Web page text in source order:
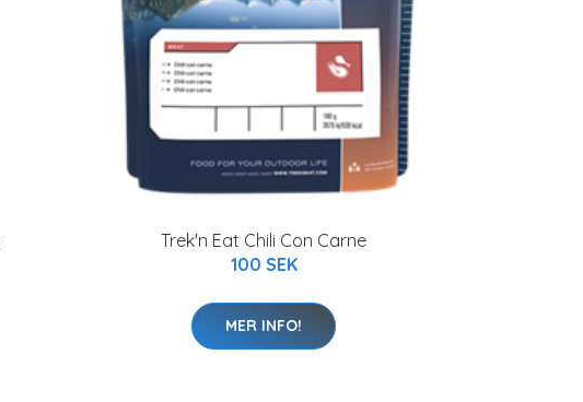
Trek'n Eat Chili Con Carne
100 SEK
MER INFO!